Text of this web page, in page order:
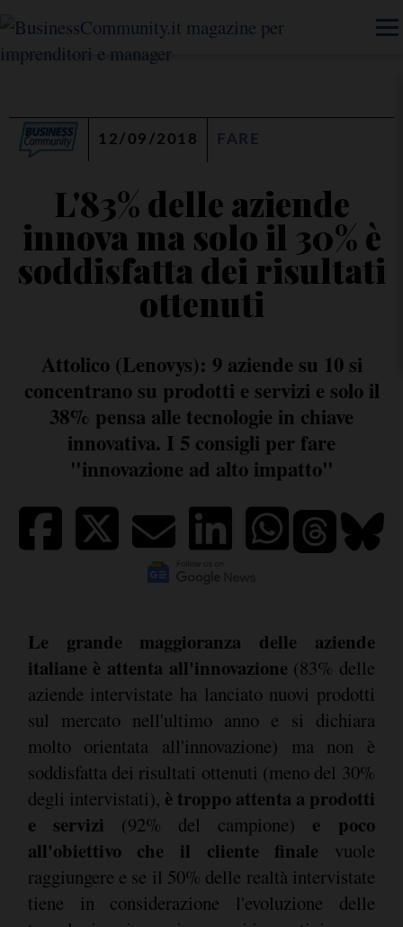
12/09/2018 FARE
L'83% delle aziende
innova ma solo il 30% è
soddisfatta dei risultati
ottenuti
Attolico (Lenovys): 9 aziende su 10 si
concentrano su prodotti e servizi e solo il
38% pensa alle tecnologie in chiave
innovativa. I 5 consigli per fare
"innovazione ad alto impatto"
Le grande maggioranza delle aziende
italiane è attenta all'innovazione (83% delle
aziende intervistate ha lanciato nuovi prodotti
sul mercato nell'ultimo anno e si dichiara
molto orientata all'innovazione) ma non è
soddisfatta dei risultati ottenuti (meno del 30%
degli intervistati), è troppo attenta a prodotti
e servizi (92% del campione) e poco
all'obiettivo che il cliente finale vuole
raggiungere e se il 50% delle realtà intervistate
tiene in considerazione l'evoluzione delle